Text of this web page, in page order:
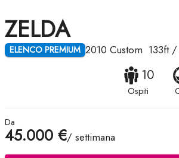
ZELDA
ELENCO PREMIUM 2010 Custom 133ft/
10
Ospiti
Da
45.000 €/ settimana